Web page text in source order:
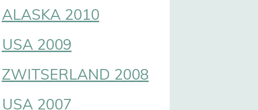
ALASKA 2010
USA 2009
ZWITSERLAND 2008
USA 2007